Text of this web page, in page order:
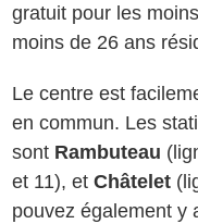
gratuit pour les
moins de 26 ans
Le centre est
en commun. Les
sont Rambuteau
et 11), etChâtelet
pouvez également y